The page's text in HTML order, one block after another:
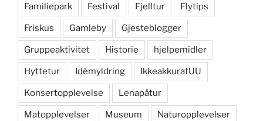
Familiepark Festival Fjelltur Flytips
Friskus Gamleby Gjesteblogger
Gruppeaktivitet Historie hjelpemidler
Hyttetur Idémyldring IkkeakkuratUU
Konsertopplevelse Lenapåtur
Matopplevelser Museum Naturopplevelser